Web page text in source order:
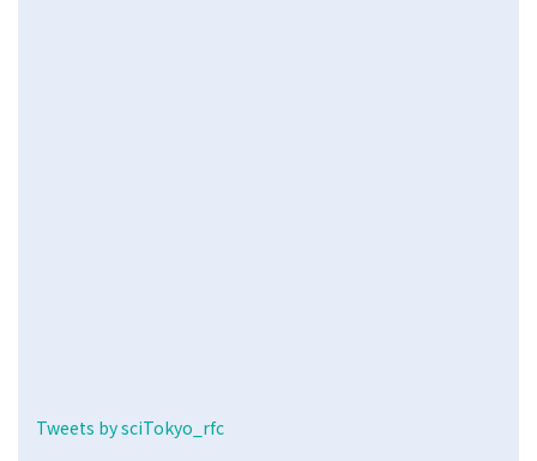
Tweets by sciTokyo_rfc